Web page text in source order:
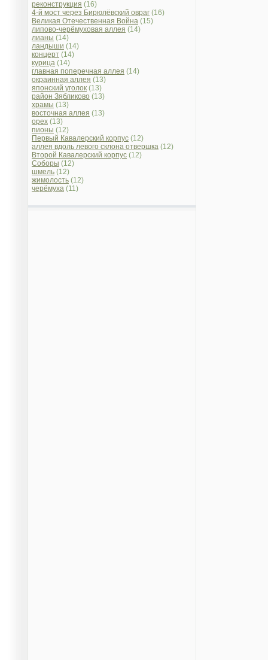
реконструкция (16)
4-й мост через Бирюлёвский овраг (16)
Великая Отечественная Война (15)
липово-черёмуховая аллея (14)
лианы (14)
ландыши (14)
концерт (14)
курица (14)
главная поперечная аллея (14)
окраинная аллея (13)
японский уголок (13)
район Зябликово (13)
храмы (13)
восточная аллея (13)
орех (13)
пионы (12)
Первый Кавалерский корпус (12)
аллея вдоль левого склона отвершка (12)
Второй Кавалерский корпус (12)
Соборы (12)
шмель (12)
жимолость (12)
черёмуха (11)